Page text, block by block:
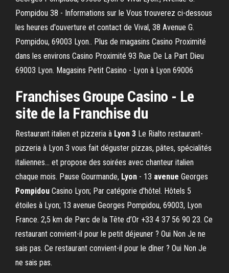
Pompidou 38 - Informations sur le Vous trouverez ci-dessous
les heures d'ouverture et contact de Vival, 38 Avenue G.
Pompidou, 69003 Lyon.. Plus de magasins Casino Proximité
dans les environs Casino Proximité 93 Rue De La Part Dieu
69003 Lyon. Magasins Petit Casino - Lyon à Lyon 69006
Franchises Groupe Casino - Le
site de la Franchise du
Restaurant italien et pizzeria à Lyon 3 Le Rialto restaurant-
pizzeria à Lyon 3 vous fait déguster pizzas, pâtes, spécialités
italiennes... et propose des soirées avec chanteur italien
chaque mois. Pause Gourmande, Lyon - 13 avenue Georges
Pompidou Casino Lyon; Par catégorie d'hôtel. Hôtels 5
étoiles à Lyon; 13 avenue Georges Pompidou, 69003, Lyon
France. 2,5 km de Parc de la Tête d’Or +33 4 37 56 90 23. Ce
restaurant convient-il pour le petit déjeuner ? Oui Non Je ne
sais pas. Ce restaurant convient-il pour le dîner ? Oui Non Je
ne sais pas.